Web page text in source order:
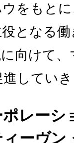
をもと
となる
向けて
してい
レーシ
ーヴン